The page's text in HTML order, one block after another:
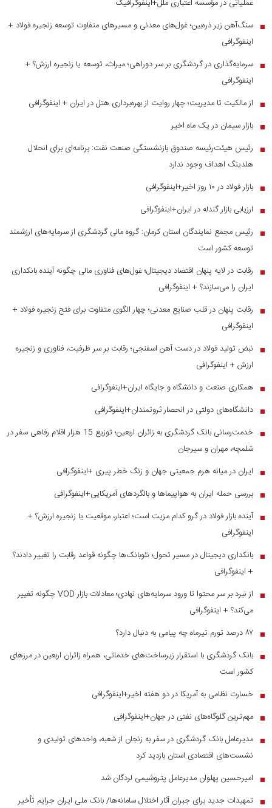
عملیاتی در مؤسسه اعتباری ملل+اینفوگرافیک
■ سنگ‌آهن زیر ذره‌بین؛ غول‌های معدنی و مسیر‌های متفاوت توسعه زنجیره فولاد +
اینفوگرافی
■ سرمایه‌گذاری در گردشگری بر سر دوراهی؛ میراث، توسعه یا زنجیره ارزش؟ +
اینفوگرافی
■ از مالکیت تا مدیریت؛ چهار روایت از بهره‌برداری هتل در ایران + اینفوگرافی
■ بازار سیمان در یک ماه اخیر
■
رئیس هیئت‌رئیسه صندوق بازنشستگی صنعت نفت: برنامه‌ای برای انحلال
هلدینگ اهداف وجود ندارد
■ بازار فولاد در ۱۰ روز اخیر+اینفوگرافی
■ ارزیابی بازار گندله در ایران+اینفوگرافی
■
رئیس مجمع نمایندگان استان کرمان: گروه مالی گردشگری از سرمایه‌های ارزشمند
توسعه کشور است
■
رقابت در لایه پنهان اقتصاد دیجیتال؛ غول‌های فناوری مالی چگونه آینده بانکداری
ایران را می‌سازند؟ + اینفوگرافی
■
رقابت پنهان در قلب صنایع معدنی؛ چهار الگوی متفاوت برای فتح زنجیره فولاد +
اینفوگرافی
■
نبض تولید فولاد در دست آهن اسفنجی؛ رقابت بر سر ظرفیت، فناوری و زنجیره
ارزش + اینفوگرافی
■ همکاری صنعت و دانشگاه و جایگاه ایران+اینفوگرافی
■ دانشگاه‌های دولتی در انحصار ثروتمندان+اینفوگرافی
■
خدمت‌رسانی بانک گردشگری به زائران اربعین؛ توزیع 15 هزار اقلام رفاهی سفر در
شلمچه، مهران و سیرجان
■ ایران در میانه هرم جمعیتی جهان و زنگ خطر پیری +اینفوگرافی
■ بررسی حمله ایران به هواپیماها و بالگردهای آمریکایی+اینفوگرافی
■ آینده بازار فولاد در گرو کدام مزیت است؛ اعتبار، موقعیت یا زنجیره ارزش؟ +
اینفوگرافی
■ بانکداری دیجیتال در مسیر تحول؛ نئوبانک‌ها چگونه قواعد رقابت را تغییر دادند؟
+ اینفوگرافی
■
از نبرد بر سر محتوا تا ورود سرمایه‌های نهادی؛ معادلات بازار VOD چگونه تغییر
می‌کند؟ + اینفوگرافی
■ ۸۷ درصد تورم تیرماه چه پیامی به دنبال دارد؟
■ بانک گردشگری با استقرار زیرساخت‌های خدماتی، همراه زائران اربعین در مرز‌های
کشور است
■ خسارت نظامی به آمریکا در دو هفته اخیر+اینفوگرافی
■ مهم‌ترین گلوگاه‌های نفتی در جهان+اینفوگرافی
■ مدیرعامل بانک گردشگری در سفر به زنجان از شعبه، واحدهای تولیدی و
نشست‌های اقتصادی استان بازدید کرد
■ امیرحسین پهلوان مدیرعامل پتروشیمی لردگان شد
■
تمهیدات جدید برای جبران آثار اختلال سامانه‌ها/ بانک ملی ایران جرایم تأخیر